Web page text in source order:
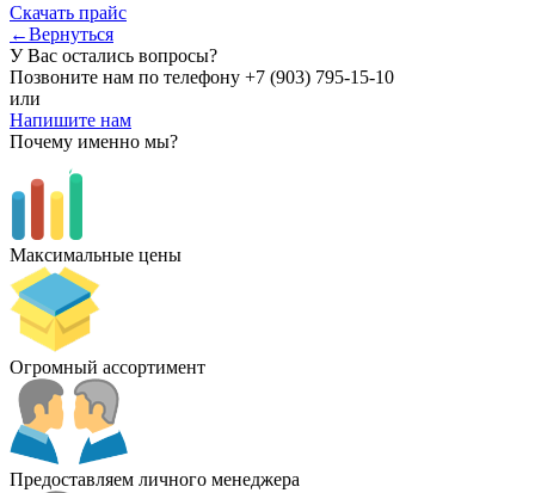
Скачать прайс
←Вернуться
У Вас остались вопросы?
Позвоните нам по телефону +7 (903) 795-15-10
или
Напишите нам
Почему именно мы?
Максимальные цены
Огромный ассортимент
Предоставляем личного менеджера